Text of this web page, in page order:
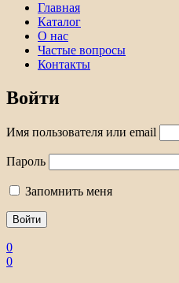
Главная
Каталог
О нас
Частые вопросы
Контакты
Войти
Имя пользователя или email
Пароль
Запомнить меня
0
0